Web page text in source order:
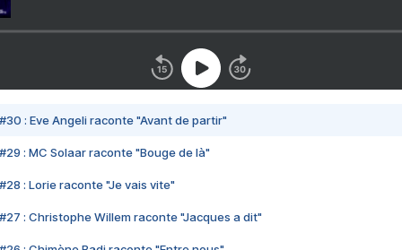
#30 : Eve Angeli raconte "Avant de partir"
#29 : MC Solaar raconte "Bouge de là"
#28 : Lorie raconte "Je vais vite"
#27 : Christophe Willem raconte "Jacques a dit"